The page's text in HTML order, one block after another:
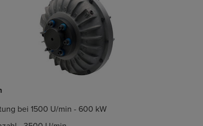
bei 1500 U/min - 600 kW